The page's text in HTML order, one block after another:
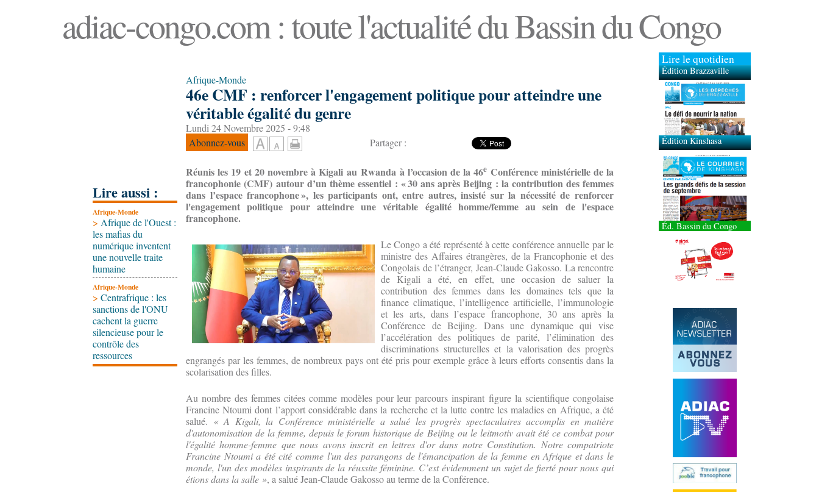
adiac-congo.com : toute l'actualité du Bassin du Congo
Lire aussi :
Afrique-Monde
> Afrique de l'Ouest :
les mafias du
numérique inventent
une nouvelle traite
humaine
Afrique-Monde
> Centrafrique : les
sanctions de l'ONU
cachent la guerre
silencieuse pour le
contrôle des
ressources
Afrique-Monde
46e CMF : renforcer l'engagement politique pour atteindre une
véritable égalité du genre
Lundi 24 Novembre 2025 - 9:48
Abonnez-vous
Partager :
Réunis les 19 et 20 novembre à Kigali au Rwanda à l’occasion de la 46e Conférence ministérielle de la
francophonie (CMF) autour d’un thème essentiel : «30 ans après Beijing : la contribution des femmes
dans l’espace francophone», les participants ont, entre autres, insisté sur la nécessité de renforcer
l'engagement politique pour atteindre une véritable égalité homme/femme au sein de l'espace
francophone.
Le Congo a été représenté à cette conférence annuelle par le
ministre des Affaires étrangères, de la Francophonie et des
Congolais de l’étranger, Jean-Claude Gakosso. La rencontre
de Kigali a été, en effet, une occasion de saluer la
contribution des femmes dans les domaines tels que la
finance climatique, l’intelligence artificielle, l’immunologie
et les arts, dans l’espace francophone, 30 ans après la
Conférence de Beijing. Dans une dynamique qui vise
l’accélération des politiques de parité, l’élimination des
discriminations structurelles et la valorisation des progrès
engrangés par les femmes, de nombreux pays ont été pris pour exemple grâce à leurs efforts consentis dans la
scolarisation des filles.
Au nombre des femmes citées comme modèles pour leur parcours inspirant figure la scientifique congolaise
Francine Ntoumi dont l’apport considérable dans la recherche et la lutte contre les maladies en Afrique, a été
salué. « A Kigali, la Conférence ministérielle a salué les progrès spectaculaires accomplis en matière
d'autonomisation de la femme, depuis le forum historique de Beijing ou le leitmotiv avait été ce combat pour
l'égalité homme-femme que nous avons inscrit en lettres d'or dans notre Constitution. Notre compatriote
Francine Ntoumi a été cité comme l'un des parangons de l'émancipation de la femme en Afrique et dans le
monde, l'un des modèles inspirants de la réussite féminine. C’est évidemment un sujet de fierté pour nous qui
étions dans la salle », a salué Jean-Claude Gakosso au terme de la Conférence.
Lire le quotidien
Édition Brazzaville
Édition Kinshasa
Éd. Bassin du Congo